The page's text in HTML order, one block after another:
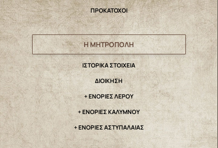
ΠΡΟΚΑΤΟΧΟΙ
Η ΜΗΤΡΟΠΟΛΗ
IΣΤΟΡΙΚΑ ΣΤΟΙΧΕΙΑ
ΔΙΟΙΚΗΣΗ
+ ΕΝΟΡΙΕΣ ΛΕΡΟΥ
+ ΕΝΟΡΙΕΣ ΚΑΛΥΜΝΟΥ
+ ΕΝΟΡΙΕΣ ΑΣΤΥΠΑΛΑΙΑΣ